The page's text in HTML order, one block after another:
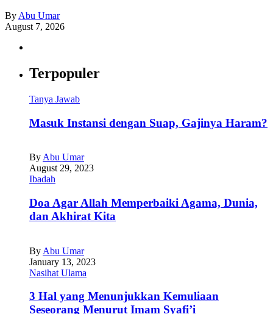
By Abu Umar
August 7, 2026
Terpopuler
Tanya Jawab
Masuk Instansi dengan Suap, Gajinya Haram?
By Abu Umar
August 29, 2023
Ibadah
Doa Agar Allah Memperbaiki Agama, Dunia,
dan Akhirat Kita
By Abu Umar
January 13, 2023
Nasihat Ulama
3 Hal yang Menunjukkan Kemuliaan
Seseorang Menurut Imam Syafi’i